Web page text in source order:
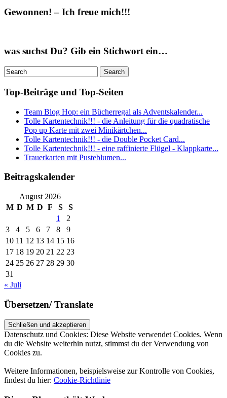
Gewonnen! – Ich freue mich!!!
was suchst Du? Gib ein Stichwort ein…
Top-Beiträge und Top-Seiten
Team Blog Hop: ein Bücherregal als Adventskalender...
Tolle Kartentechnik!!! - die Anleitung für die quadratische
Pop up Karte mit zwei Minikärtchen...
Tolle Kartentechnik!!! - die Double Pocket Card...
Tolle Kartentechnik!!! - eine raffinierte Flügel - Klappkarte...
Trauerkarten mit Pusteblumen...
Beitragskalender
August 2026
M D M D F S
S
1
2
3
4 5 6 7 8
9
10 11 12 13 14 15 16
17 18 19 20 21 22 23
24 25 26 27 28 29 30
31
« Juli
Übersetzen/ Translate
Datenschutz und Cookies: Diese Website verwendet Cookies. Wenn
du die Website weiterhin nutzt, stimmst du der Verwendung von
Cookies zu.
Weitere Informationen, beispielsweise zur Kontrolle von Cookies,
findest du hier: Cookie-Richtlinie